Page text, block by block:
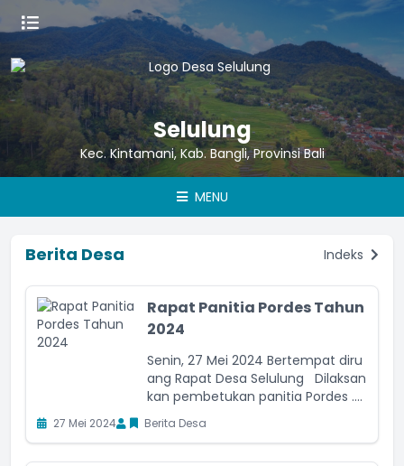
Selulung
Kec. Kintamani, Kab. Bangli, Provinsi Bali
MENU
Berita Desa Indeks
Rapat Panitia Pordes Tahun
2024
Senin, 27 Mei 2024 Bertempat diru
ang Rapat Desa Selulung Dilaksan
kan pembetukan panitia Pordes ....
27 Mei 2024 Berita Desa